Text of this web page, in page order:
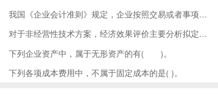
我国《企业会计准则》规定，企业按照交易或者事项的经济特征确定
对于非经营性技术方案，经济效果评价主要分析拟定方案的( )。
下列企业资产中，属于无形资产的有( )。
下列各项成本费用中，不属于固定成本的是( )。